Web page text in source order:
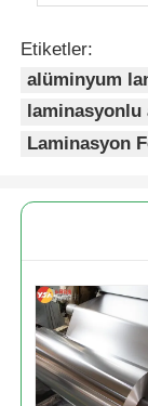
Bir İndirim İste
Alüminyum
Renkli
alüminyum
Etiketler:
alüminyum
Laminasyon